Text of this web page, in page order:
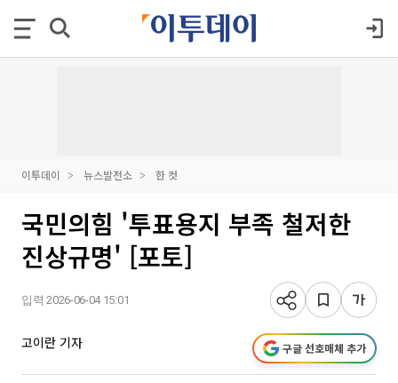
이투데이 뉴스발전소 한 컷
국민의힘 '투표용지 부족 철저한
진상규명' [포토]
입력 2026-06-04 15:01
고이란 기자 구글 선호매체 추가